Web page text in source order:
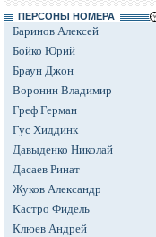
ПЕРСОНЫ НОМЕРА
Баринов Алексей
Бойко Юрий
Браун Джон
Воронин Владимир
Греф Герман
Гус Хиддинк
Давыденко Николай
Дасаев Ринат
Жуков Александр
Кастро Фидель
Клюев Андрей